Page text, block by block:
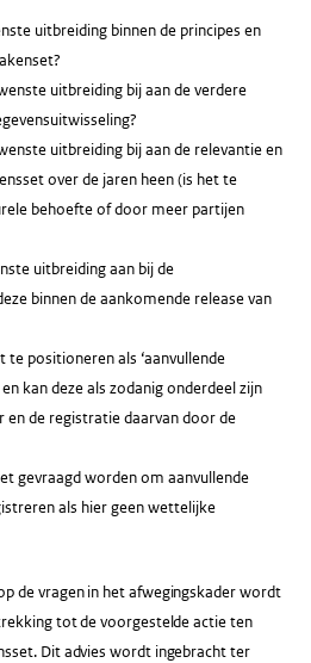
uitbreiding binnen de principes en
uitbreiding bij aan de verdere
uitbreiding bij aan de relevantie en
over de jaren heen (is het te
behoefte of door meer partijen
uitbreiding aan bij de
binnen de aankomende release van
te positioneren als ‘aanvullende
kan deze als zodanig onderdeel zijn
en de registratie daarvan door de
gevraagd worden om aanvullende
als hier geen wettelijke
de vragen in het afwegingskader wordt
tot de voorgestelde actie ten
Dit advies wordt ingebracht ter